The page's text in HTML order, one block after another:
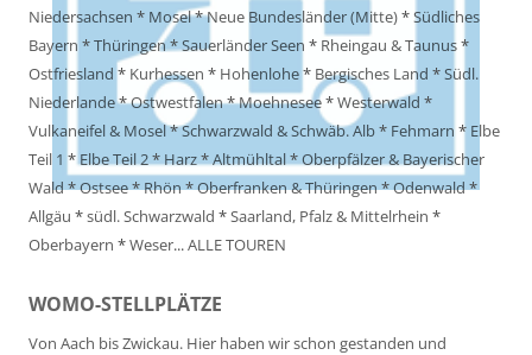
Niedersachsen * Mosel*Neue Bundesländer (Mitte)*Südliches
Bayern *Thüringen*Sauerländer Seen * Rheingau & Taunus*
Ostfriesland * Kurhessen * Hohenlohe* Bergisches Land *Südl.
Niederlande*Ostwestfalen*Moehnesee*Westerwald *
Vulkaneifel & Mosel*Schwarzwald & Schwäb. Alb* Fehmarn * Elbe
Teil 1 *Elbe Teil 2*Harz*Altmühltal*Oberpfälzer & Bayerischer
Wald*Ostsee*Rhön*Oberfranken & Thüringen*Odenwald*
Allgäu *südl. Schwarzwald *Saarland, Pfalz & Mittelrhein *
Oberbayern *Weser...ALLE TOUREN
WOMO-STELLPLÄTZE
Von Aach bis Zwickau. Hier haben wir schon gestanden und